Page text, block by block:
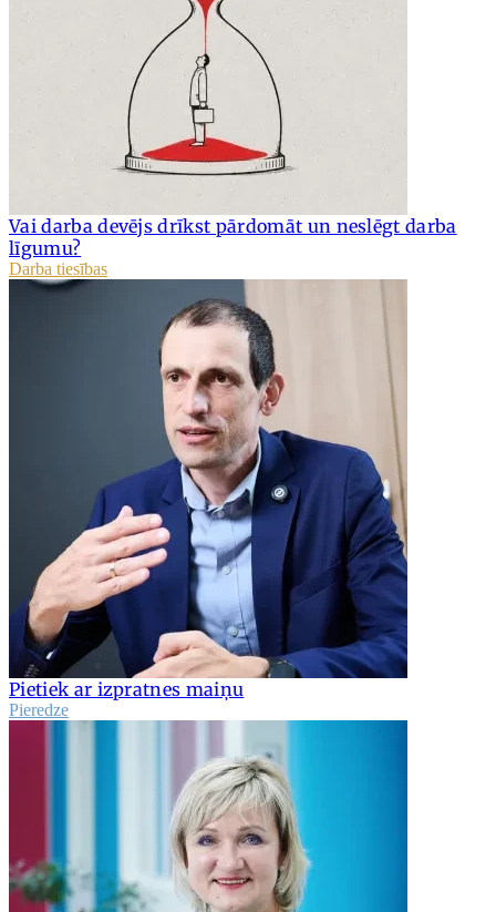
Vai darba devējs drīkst pārdomāt un neslēgt darba
līgumu?
Darba tiesības
Pietiek ar izpratnes maiņu
Pieredze